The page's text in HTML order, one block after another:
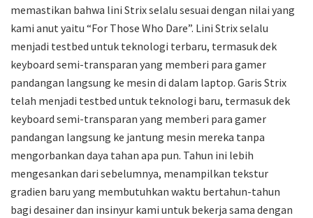
memastikan bahwa lini Strix selalu sesuai dengan nilai yang
kami anut yaitu “For Those Who Dare”. Lini Strix selalu
menjadi testbed untuk teknologi terbaru, termasuk dek
keyboard semi-transparan yang memberi para gamer
pandangan langsung ke mesin di dalam laptop. Garis Strix
telah menjadi testbed untuk teknologi baru, termasuk dek
keyboard semi-transparan yang memberi para gamer
pandangan langsung ke jantung mesin mereka tanpa
mengorbankan daya tahan apa pun. Tahun ini lebih
mengesankan dari sebelumnya, menampilkan tekstur
gradien baru yang membutuhkan waktu bertahun-tahun
bagi desainer dan insinyur kami untuk bekerja sama dengan